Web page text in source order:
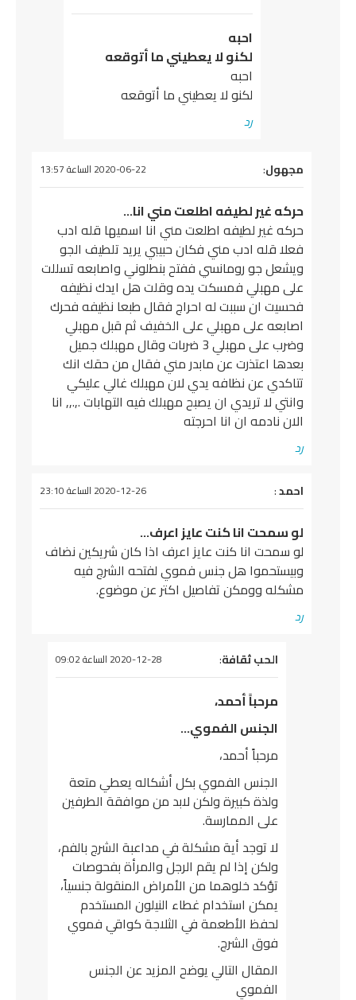
احبه
لكنو لا يعطيني ما أتوقعه
احبه
لكنو لا يعطيني ما أتوقعه
رد
يقول
مجهول: 2020-06-22 الساعة 13:57
حركه غير لطيفه اطلعت مني انا…
حركه غير لطيفه اطلعت مني انا اسميها قله ادب
فعلا قله ادب مني فكان حبيبي يريد تلطيف الجو
ويشعل جو رومانسي ففتح بنطلوني واصابعه تسللت
على مهبلي فمسكت يده وقلت هل ايدك نظيفه
فحسيت ان سببت له احراج فقال طبعا نظيفه فحرك
اصابعه على مهبلي على الخفيف ثم قبل مهبلي
وضرب على مهبلي 3 ضربات وقال مهبلك جميل
بعدها اعتذرت عن مابدر مني فقال من حقك انك
تتاكدي عن نظافه يدي لان مهبلك غالي عليكي
وانتي لا تريدي ان يصبح مهبلك فيه التهابات .,.,, انا
الان نادمه ان انا احرجته
رد
يقول
احمد: 2020-12-26 الساعة 23:10
لو سمحت انا كنت عايز اعرف…
لو سمحت انا كنت عايز اعرف اذا كان شريكين نضاف
وبيستحموا هل جنس فموي لفتحه الشرج فيه
مشكله وومكن تفاصيل اكتر عن موضوع.
رد
يقول
الحب ثقافة: 2020-12-28 الساعة 09:02
مرحباً أحمد،
الجنس الفموي…
مرحباً أحمد،
الجنس الفموي بكل أشكاله يعطي متعة
ولذة كبيرة ولكن لابد من موافقة الطرفين
على الممارسة.
لا توجد أية مشكلة في مداعبة الشرج بالفم،
ولكن إذا لم يقم الرجل والمرأة بفحوصات
تؤكد خلوهما من الأمراض المنقولة جنسياً،
يمكن استخدام غطاء النيلون المستخدم
لحفظ الأطعمة في الثلاجة كواقي فموي
فوق الشرج.
المقال التالي يوضح المزيد عن الجنس
الفموي